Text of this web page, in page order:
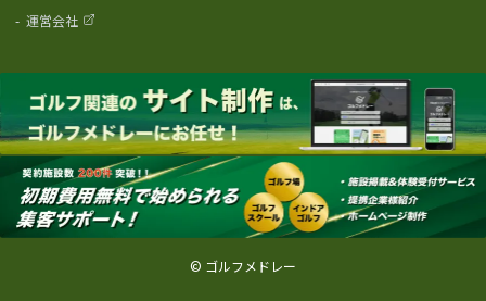
- 運営会社
© ゴルフメドレー